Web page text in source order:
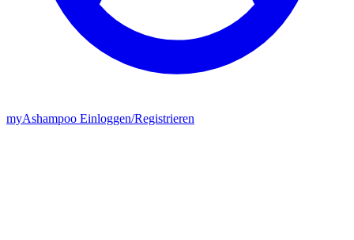
myAshampoo Einloggen/Registrieren